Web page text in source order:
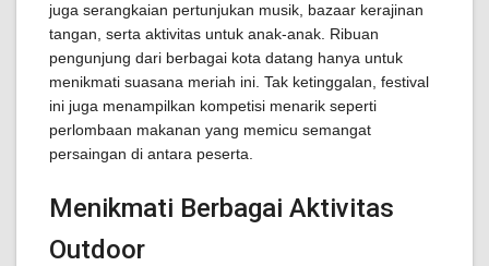
juga serangkaian pertunjukan musik, bazaar kerajinan
tangan, serta aktivitas untuk anak-anak. Ribuan
pengunjung dari berbagai kota datang hanya untuk
menikmati suasana meriah ini. Tak ketinggalan, festival
ini juga menampilkan kompetisi menarik seperti
perlombaan makanan yang memicu semangat
persaingan di antara peserta.
Menikmati Berbagai Aktivitas
Outdoor